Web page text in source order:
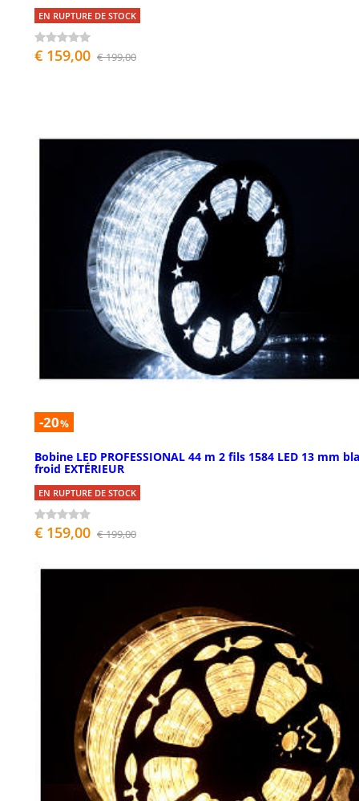
EN RUPTURE DE STOCK
€ 159,00 € 199,00
-20%
Bobine LED PROFESSIONAL 44 m 2 fils 1584 LED 13 mm
froid EXTÉRIEUR
EN RUPTURE DE STOCK
€ 159,00 € 199,00